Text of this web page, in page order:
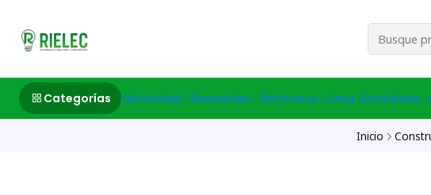
Categorías Electricidad Iluminación Electronica Linea Domiciliaria
Inicio